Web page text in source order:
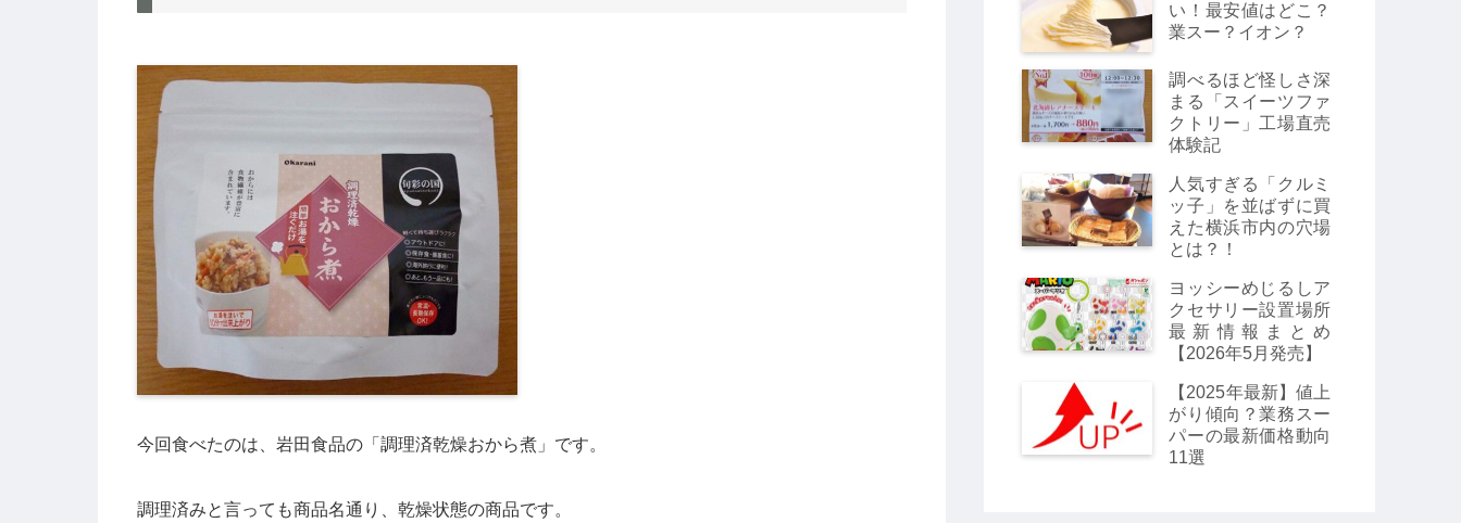
今回食べたのは、岩田食品の「調理済乾燥おから煮」です。
調理済みと言っても商品名通り、乾燥状態の商品です。
い！最安値はどこ？
業スー？イオン？
調べるほど怪しさ深
まる「スイーツファ
クトリー」工場直売
体験記
人気すぎる「クルミ
ッ子」を並ばずに買
えた横浜市内の穴場
とは？！
ヨッシーめじるしア
クセサリー設置場所
最新情報まとめ
【2026年5月発売】
【2025年最新】値上
がり傾向？業務スー
パーの最新価格動向
11選